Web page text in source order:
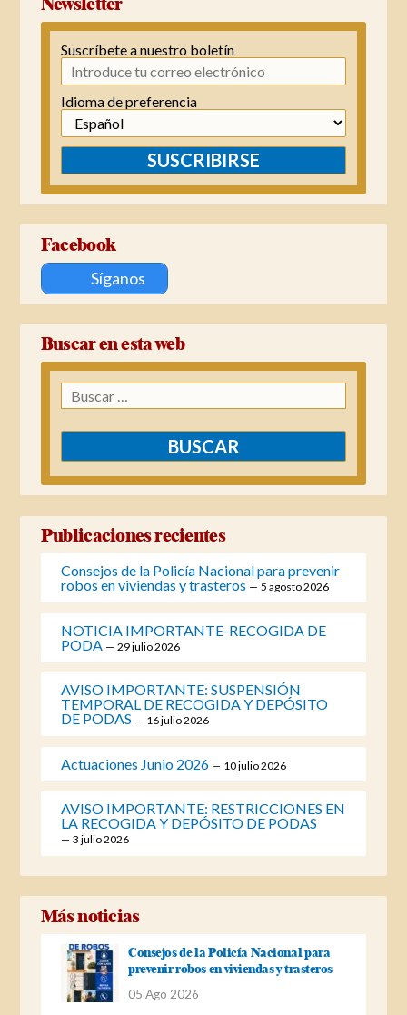
Suscríbete a nuestro boletín
Idioma de preferencia
SUSCRIBIRSE
Facebook
Síganos
Buscar en esta web
Buscar:
Publicaciones recientes
Consejos de la Policía Nacional para prevenir
robos en viviendas y trasteros
5 agosto 2026
NOTICIA IMPORTANTE-RECOGIDA DE
PODA
29 julio 2026
AVISO IMPORTANTE: SUSPENSIÓN
TEMPORAL DE RECOGIDA Y DEPÓSITO
DE PODAS
16 julio 2026
Actuaciones Junio 2026 10 julio 2026
AVISO IMPORTANTE: RESTRICCIONES EN
LA RECOGIDA Y DEPÓSITO DE PODAS
3 julio 2026
Más noticias
Consejos de la Policía Nacional para
prevenir robos en viviendas y trasteros
05 Ago 2026